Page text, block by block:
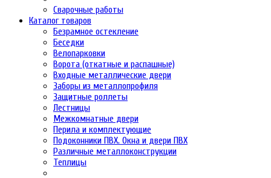
Сварочные работы
Каталог товаров
Безрамное остекление
Беседки
Велопарковки
Ворота (откатные и распашные)
Входные металлические двери
Заборы из металлопрофиля
Защитные роллеты
Лестницы
Межкомнатные двери
Перила и комплектующие
Подоконники ПВХ. Окна и двери ПВХ
Различные металлоконструкции
Теплицы